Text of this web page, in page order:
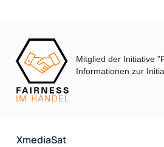
Mitglied der Initiative
Informationen zur
XmediaSat